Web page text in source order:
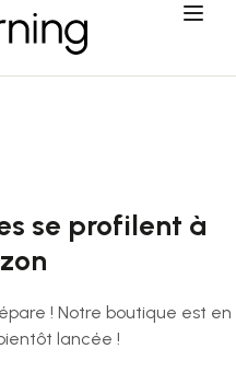
se profilent à
! Notre boutique est en
lancée !